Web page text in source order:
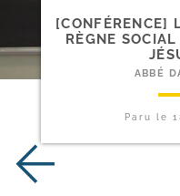
[CONFÉRENCE]
RÈGNE
ABBÉ
Paru le